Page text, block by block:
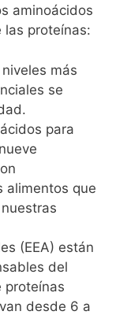
aminoácidos
las proteínas:
más
se
para
alimentos que
(EEA) están
del
proteínas
desde 6 a